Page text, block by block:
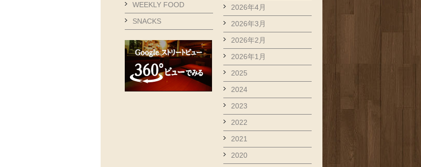
WEEKLY FOOD
SNACKS
2026年4月
2026年3月
2026年2月
2026年1月
2025
2024
2023
2022
2021
2020